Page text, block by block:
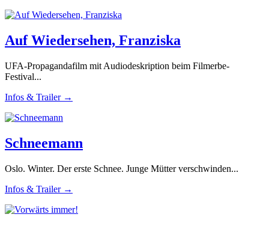
Auf Wiedersehen, Franziska
UFA-Propagandafilm mit Audiodeskription beim Filmerbe-
Festival...
Infos & Trailer →
Schneemann
Oslo. Winter. Der erste Schnee. Junge Mütter verschwinden...
Infos & Trailer →